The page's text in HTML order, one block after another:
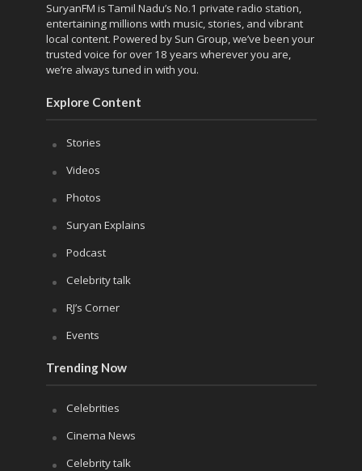
SuryanFM is Tamil Nadu’s No.1 private radio station,
entertaining millions with music, stories, and vibrant
local content. Powered by Sun Group, we’ve been your
trusted voice for over 18 years wherever you are,
we’re always tuned in with you.
Explore Content
Stories
Videos
Photos
Suryan Explains
Podcast
Celebrity talk
RJ’s Corner
Events
Trending Now
Celebrities
Cinema News
Celebrity talk